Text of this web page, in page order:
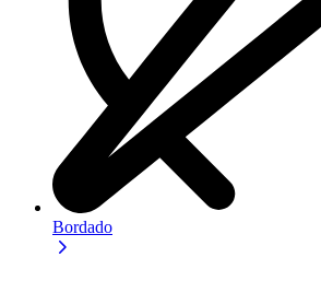
Bordado